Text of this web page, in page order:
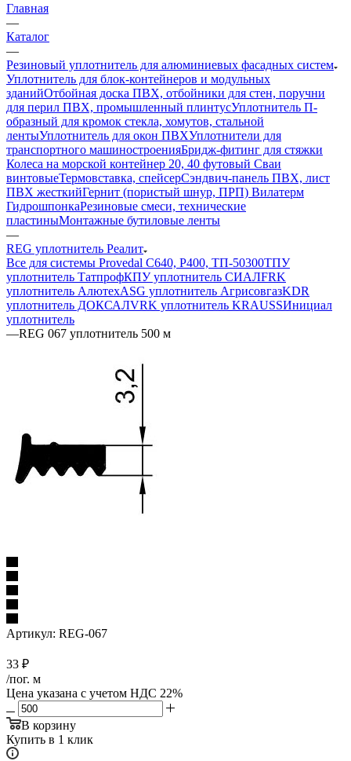
Главная
—
Каталог
—
Резиновый уплотнитель для алюминиевых фасадных систем
Уплотнитель для блок-контейнеров и модульных
зданийОтбойная доска ПВХ, отбойники для стен, поручни
для перил ПВХ, промышленный плинтусУплотнитель П-
образный для кромок стекла, хомутов, стальной
лентыУплотнитель для окон ПВХУплотнители для
транспортного машиностроенияБридж-фитинг для стяжки
Колеса на морской контейнер 20, 40 футовый Сваи
винтовыеТермовставка, спейсерСэндвич-панель ПВХ, лист
ПВХ жесткийГернит (пористый шнур, ПРП) Вилатерм
ГидрошпонкаРезиновые смеси, технические
пластиныМонтажные бутиловые ленты
—
REG уплотнитель Реалит
Все для системы Provedal С640, Р400, ТП-50300ТПУ
уплотнитель ТатпрофКПУ уплотнитель СИАЛFRK
уплотнитель АлютехASG уплотнитель АгрисовгазKDR
уплотнитель ДОКСАЛVRK уплотнитель KRAUSSИнициал
уплотнитель
—REG 067 уплотнитель 500 м
Артикул: REG-067
33 ₽
/пог. м
Цена указана с учетом НДС 22%
В корзину
Купить в 1 клик